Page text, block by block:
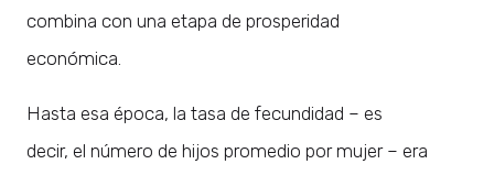
combina con una etapa de prosperidad
económica.
Hasta esa época, la tasa de fecundidad – es
decir, el número de hijos promedio por mujer – era